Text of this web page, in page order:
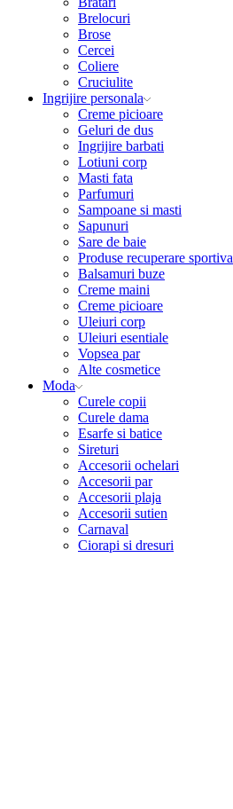
Brelocuri
Brose
Cercei
Coliere
Cruciulite
Ingrijire personala
Creme picioare
Geluri de dus
Ingrijire barbati
Lotiuni corp
Masti fata
Parfumuri
Sampoane si masti
Sapunuri
Sare de baie
Produse recuperare sportiva
Balsamuri buze
Creme maini
Creme picioare
Uleiuri corp
Uleiuri esentiale
Vopsea par
Alte cosmetice
Moda
Curele copii
Curele dama
Esarfe si batice
Sireturi
Accesorii ochelari
Accesorii par
Accesorii plaja
Accesorii sutien
Carnaval
Ciorapi si dresuri